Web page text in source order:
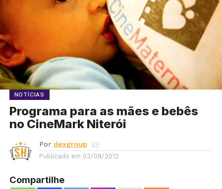
NOTÍCIAS
Programa para as mães e bebês
no CineMark Niterói
Por dexgroup
Publicado em 03/09/2012
Compartilhe